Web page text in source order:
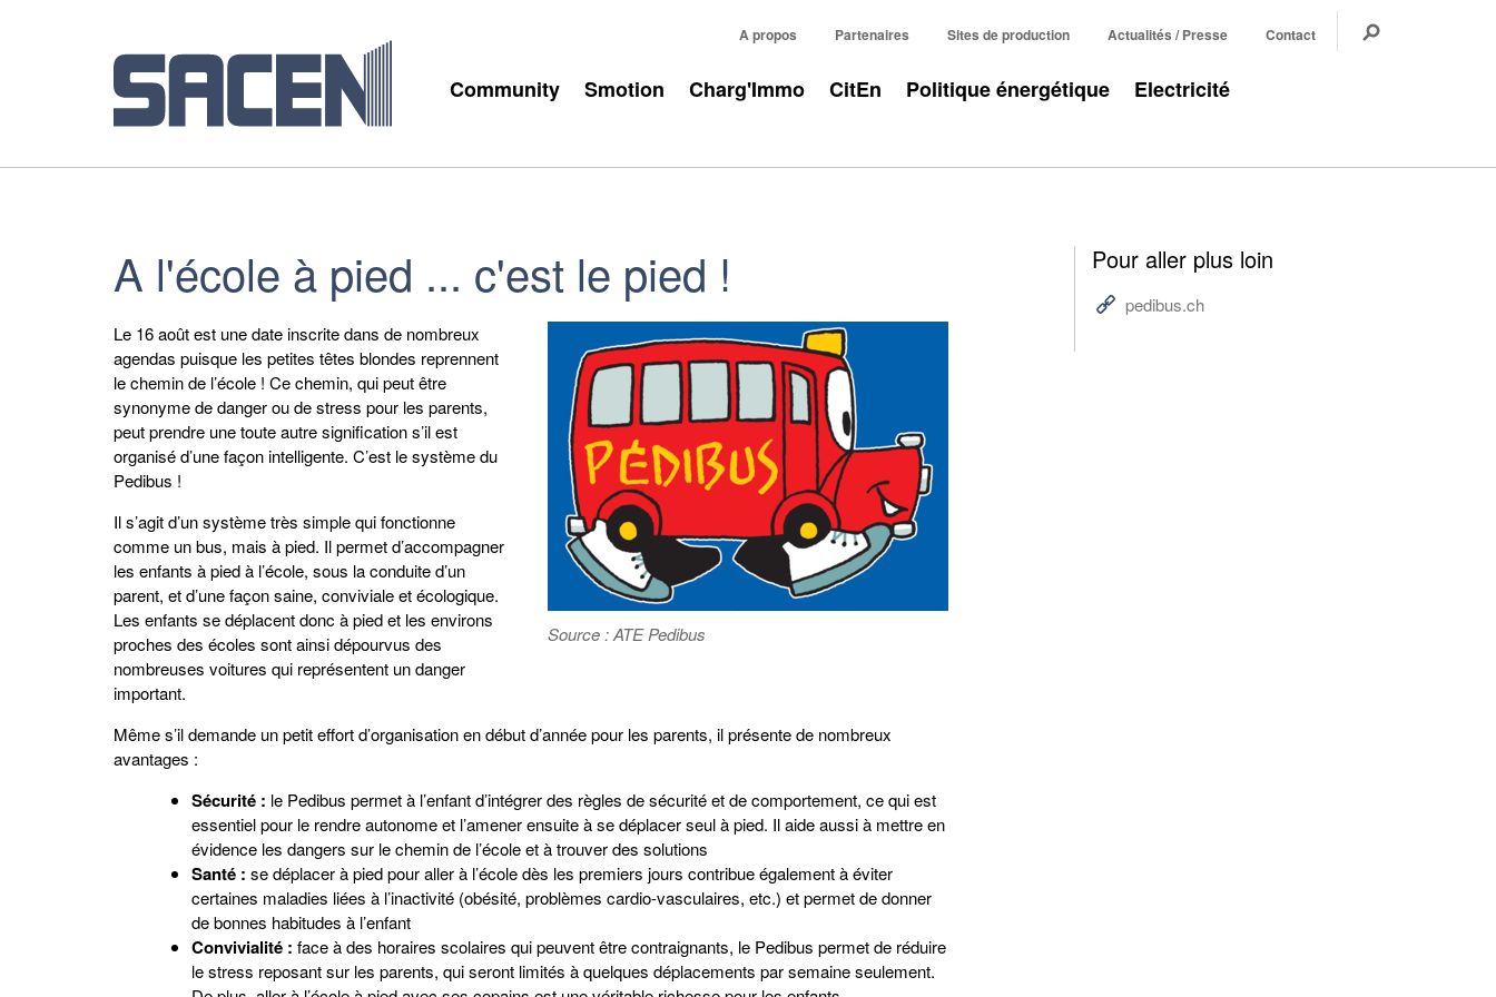
A propos Partenaires Sites de production Actualités / Presse Contact
Community Smotion Charg'Immo CitEn Politique énergétique Electricité
A l'école à pied ... c'est le pied !
Source : ATE Pedibus
Le 16 août est une date inscrite dans de nombreux
agendas puisque les petites têtes blondes reprennent
le chemin de l’école ! Ce chemin, qui peut être
synonyme de danger ou de stress pour les parents,
peut prendre une toute autre signification s’il est
organisé d’une façon intelligente. C’est le système du
Pedibus !
Il s’agit d’un système très simple qui fonctionne
comme un bus, mais à pied. Il permet d’accompagner
les enfants à pied à l’école, sous la conduite d’un
parent, et d’une façon saine, conviviale et écologique.
Les enfants se déplacent donc à pied et les environs
proches des écoles sont ainsi dépourvus des
nombreuses voitures qui représentent un danger
important.
Même s’il demande un petit effort d’organisation en début d’année pour les parents, il présente de nombreux
avantages :
Sécurité : le Pedibus permet à l’enfant d’intégrer des règles de sécurité et de comportement, ce qui est
essentiel pour le rendre autonome et l’amener ensuite à se déplacer seul à pied. Il aide aussi à mettre en
évidence les dangers sur le chemin de l’école et à trouver des solutions
Santé : se déplacer à pied pour aller à l’école dès les premiers jours contribue également à éviter
certaines maladies liées à l’inactivité (obésité, problèmes cardio-vasculaires, etc.) et permet de donner
de bonnes habitudes à l’enfant
Convivialité : face à des horaires scolaires qui peuvent être contraignants, le Pedibus permet de réduire
le stress reposant sur les parents, qui seront limités à quelques déplacements par semaine seulement.
Pour aller plus loin
pedibus.ch